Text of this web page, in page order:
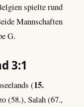
spielte rund
Mannschaften
G.
3:1
(15.
(58.), Salah (67.,